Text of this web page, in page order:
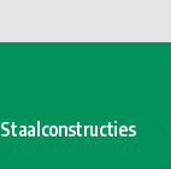
Staalconstructies